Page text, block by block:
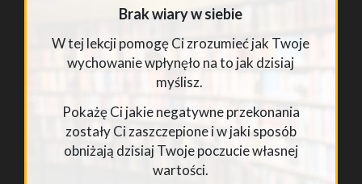
Brak wiary w siebie
W tej lekcji pomogę Ci zrozumieć jak Twoje
wychowanie wpłynęło na to jak dzisiaj
myślisz.
Pokażę Ci jakie negatywne przekonania
zostały Ci zaszczepione i w jaki sposób
obniżają dzisiaj Twoje poczucie własnej
wartości.